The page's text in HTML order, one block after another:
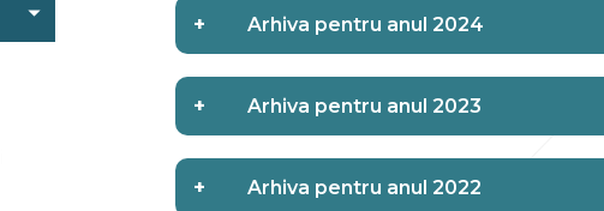
+ Arhiva pentru anul 2024
+ Arhiva pentru anul 2023
+ Arhiva pentru anul 2022